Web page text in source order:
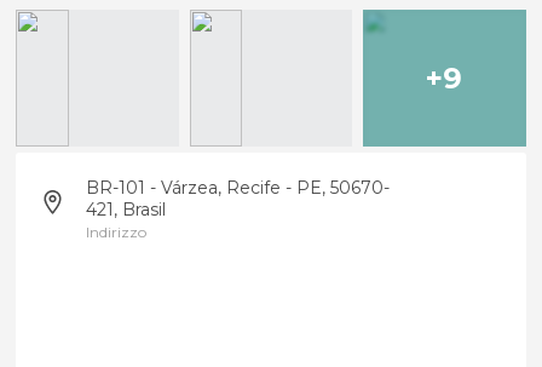
+9
BR-101 - Várzea, Recife - PE, 50670-
421, Brasil
Indirizzo